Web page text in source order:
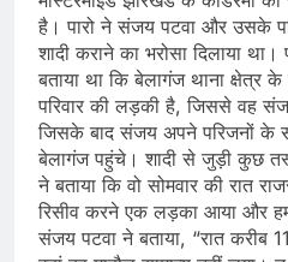
है। पारो ने संजय पटवा और उसके
शादी कराने का भरोसा दिलाया
बताया था कि बेलागंज थाना क्षेत्र के
परिवार की लड़की है, जिससे वह
जिसके बाद संजय अपने परिजनों के
बेलागंज पहुंचे। शादी से जुड़ी कुछ
ने बताया कि वो सोमवार की रात
रिसीव करने एक लड़का आया और
संजय पटवा ने बताया, “रात करीब